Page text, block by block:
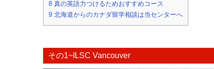
8 真の英語力つけるためおすすめコース
9 北海道からのカナダ留学相談は当センターへ
その1~ILSC Vancouver